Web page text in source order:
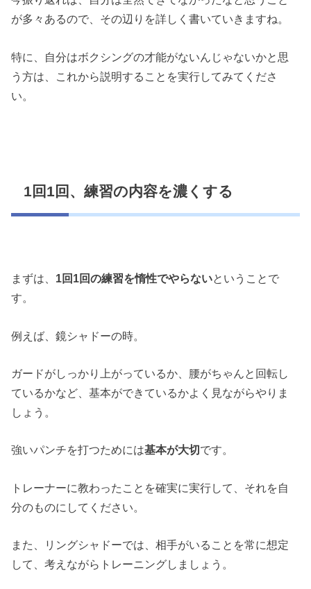
が多々あるので、その辺りを詳しく書いていきますね。
特に、自分はボクシングの才能がないんじゃないかと思
う方は、これから説明することを実行してみてくださ
い。
1回1回、練習の内容を濃くする
まずは、 1回1回の練習を惰性でやらないということで
す。
例えば、鏡シャドーの時。
ガードがしっかり上がっているか、腰がちゃんと回転し
ているかなど、基本ができているかよく見ながらやりま
しょう。
強いパンチを打つためには基本が大切 です。
トレーナーに教わったことを確実に実行して、それを自
分のものにしてください。
また、リングシャドーでは、相手がいることを常に想定
して、考えながらトレーニングしましょう。